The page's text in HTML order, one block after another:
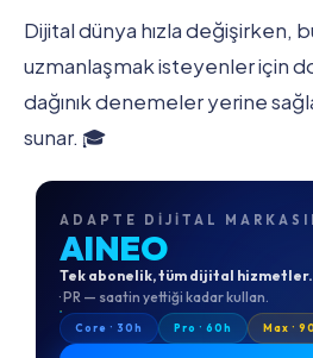
Dijital dünya hızla değişirken,
uzmanlaşmak isteyenler için
dağınık denemeler yerine
sunar. 🎓
ADAPTE DIJITAL
AINEO
Tek abonelik, tüm dijital hizmetler.
· PR — saatin yettiği kadar kullan.
Core · 30h Pro · 60h Max ·